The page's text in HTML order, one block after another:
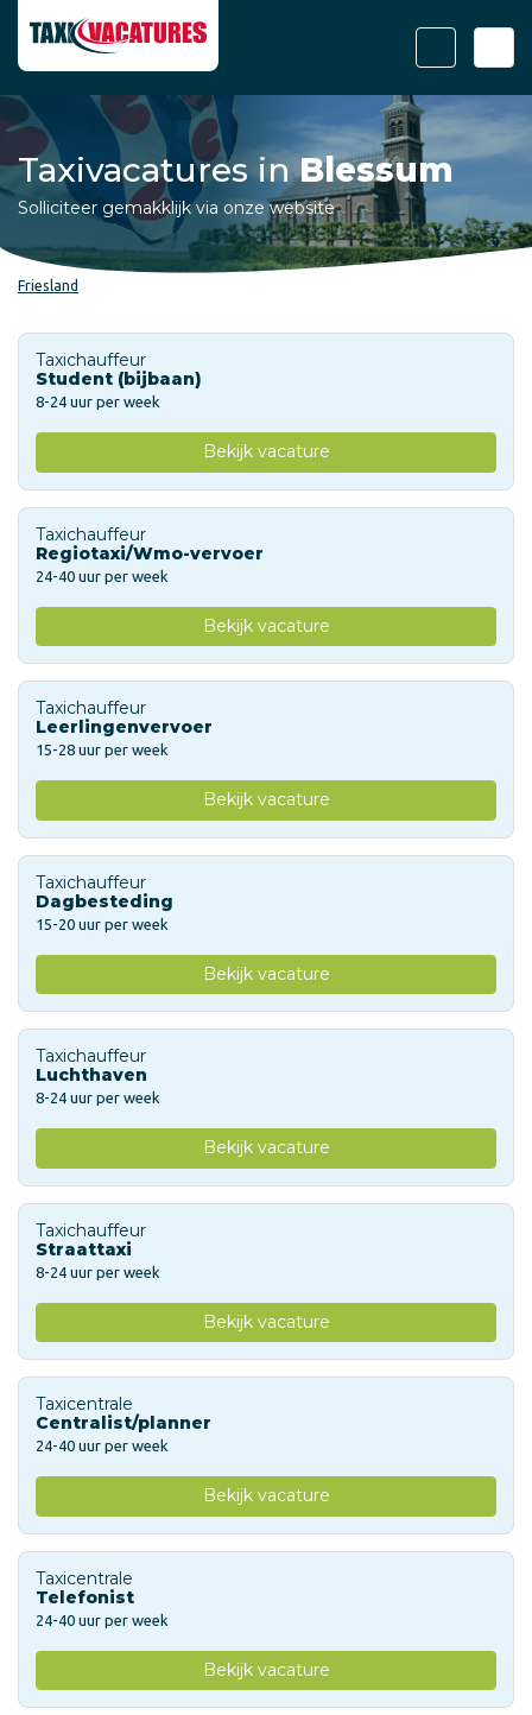
Taxivacatures inBlessum
Solliciteer gemakklijk via onze website
Friesland
Taxichauffeur
Student (bijbaan)
8-24 uur per week
Bekijk vacature
Taxichauffeur
Regiotaxi/Wmo-vervoer
24-40 uur per week
Bekijk vacature
Taxichauffeur
Leerlingenvervoer
15-28 uur per week
Bekijk vacature
Taxichauffeur
Dagbesteding
15-20 uur per week
Bekijk vacature
Taxichauffeur
Luchthaven
8-24 uur per week
Bekijk vacature
Taxichauffeur
Straattaxi
8-24 uur per week
Bekijk vacature
Taxicentrale
Centralist/planner
24-40 uur per week
Bekijk vacature
Taxicentrale
Telefonist
24-40 uur per week
Bekijk vacature